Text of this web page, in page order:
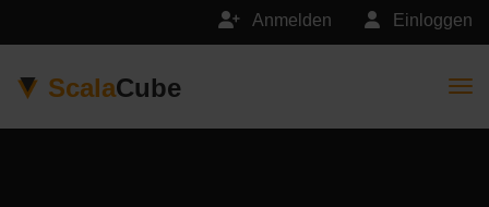
Einloggen
Anmelden
ScalaCube